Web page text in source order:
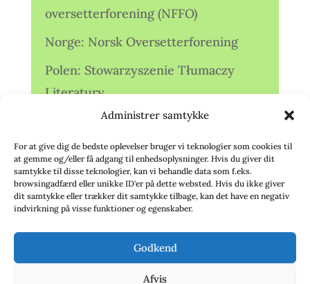
Administrer samtykke
For at give dig de bedste oplevelser bruger vi teknologier som cookies til
at gemme og/eller få adgang til enhedsoplysninger. Hvis du giver dit
samtykke til disse teknologier, kan vi behandle data som f.eks.
browsingadfærd eller unikke ID'er på dette websted. Hvis du ikke giver
dit samtykke eller trækker dit samtykke tilbage, kan det have en negativ
indvirkning på visse funktioner og egenskaber.
Godkend
Afvis
oversetterforening (NFFO)
Norge: Norsk Oversetterforening
Polen: Stowarzyszenie Tłumaczy
Literatury
Storbritannien: Translators
Association (TA)
Sverige: Översättarsektionen (Ö.)
Sverige: Översättarcentrum (ÖC)
deutschsprachiger Übersetzer (VdÜ)